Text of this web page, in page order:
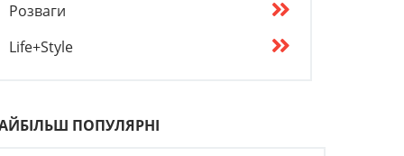
Розваги
Life+Style
ПОПУЛЯРНІ